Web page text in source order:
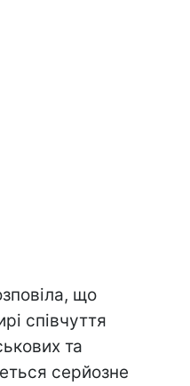
що
співчуття
та
серйозне